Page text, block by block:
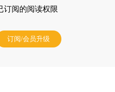
订阅的阅读权限
订阅/会员升级